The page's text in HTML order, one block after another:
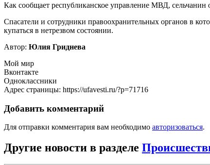
Как сообщает республиканское управление МВД, сельчанин
Спасатели и сотрудники правоохранительных органов в
купаться в нетрезвом состоянии.
Автор: Юлия Гриднева
Мой мир
Вконтакте
Одноклассники
Адрес страницы: https://ufavesti.ru/?p=71716
Добавить комментарий
Для отправки комментария вам необходимо авторизоваться.
Другие новости в разделе